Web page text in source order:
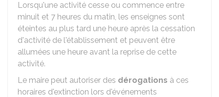
Lorsqu'une activité cesse ou commence entre
minuit et 7 heures du matin, les enseignes sont
éteintes au plus tard une heure après la cessation
d'activité de l'établissement et peuvent être
allumées une heure avant la reprise de cette
activité.
Le maire peut autoriser des dérogations à ces
horaires d'extinction lors d'événements